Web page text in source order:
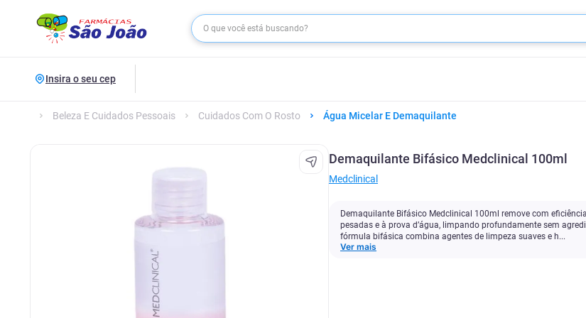
Insira o seu cep
Beleza E Cuidados Pessoais Cuidados Com O Rosto Água Micelar E Demaquilante
Demaquilante Bifásico Medclinical 100ml
Medclinical
Demaquilante Bifásico Medclinical 100ml remove com
pesadas e à prova d’água, limpando profundamente sem
fórmula bifásica combina agentes de limpeza suaves e h...
Ver mais